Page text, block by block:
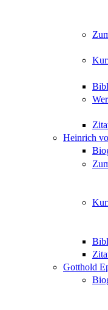
Heinrich
Gotthold